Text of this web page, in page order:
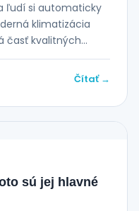
ľudí si automaticky
klimatizácia
časť kvalitných...
Čítať →
sú jej hlavné